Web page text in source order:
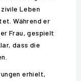
Leben
Während er
Frau, gespielt
dass die
erhielt,